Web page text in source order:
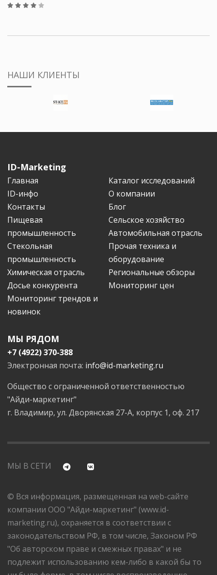
НАШИ КЛИЕНТЫ
ID-Marketing
Главная
Каталог исследований
ID-инфо
О компании
Контакты
Блог
Пищевая
промышленность
Сельское хозяйство
Автомобильная отрасль
Стекольная
промышленность
Прочая техника и
оборудование
Химическая отрасль
Региональные обзоры
Досье конкурента
Мониторинг цен
Мониторинг трендов и
новинок
МЫ РЯДОМ
+7 (4922) 370-388
Электронная почта: info@id-marketing.ru
Общество с ограниченной ответственностью
"Айди-маркетинг"
г. Владимир, ул. Дворянская 27-А, корпус 1, оф. 217
МЫ В СЕТИ
© Вся информация, размещенная на web-сайте
компании ООО "Айди-маркетинг" (www.id-
marketing.ru), охраняется в соответствии с
законодательством РФ, в том числе, Законом РФ
"Об авторском праве и смежных правах" и не
подлежит использованию кем-либо в какой бы то